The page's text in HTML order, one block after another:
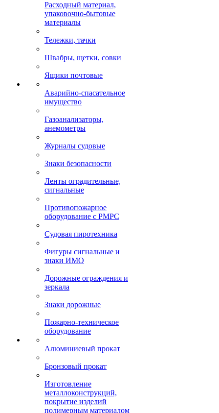
Расходный материал,
упаковочно-бытовые
материалы
Тележки, тачки
Швабры, щетки, совки
Ящики почтовые
Аварийно-спасательное
имущество
Газоанализаторы,
анемометры
Журналы судовые
Знаки безопасности
Ленты оградительные,
сигнальные
Противопожарное
оборудование с РМРС
Судовая пиротехника
Фигуры сигнальные и
знаки ИМО
Дорожные ограждения и
зеркала
Знаки дорожные
Пожарно-техническое
оборудование
Алюминиевый прокат
Бронзовый прокат
Изготовление
металлоконструкций,
покрытие изделий
полимерным материалом